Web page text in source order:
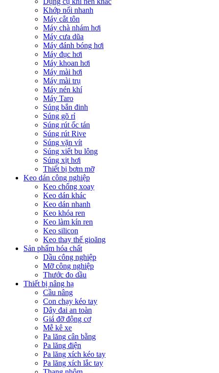
Khớp nối nhanh
Máy cắt tôn
Máy chà nhám hơi
Máy cưa dũa
Máy đánh bóng hơi
Máy đục hơi
Máy khoan hơi
Máy mài hơi
Máy mài trụ
Máy nén khí
Máy Taro
Súng bắn đinh
Súng gõ rỉ
Súng rút ốc tán
Súng rút Rive
Súng vặn vít
Súng xiết bu lông
Súng xịt hơi
Thiết bị bơm mỡ
Keo dán công nghiệp
Keo chống xoay
Keo dán khác
Keo dán nhanh
Keo khóa ren
Keo làm kín ren
Keo silicon
Keo thay thế gioăng
Sản phẩm hóa chất
Dầu công nghiệp
Mỡ công nghiệp
Thước đo dầu
Thiết bị nâng hạ
Cầu nâng
Con chạy kéo tay
Dây đai an toàn
Giá đỡ động cơ
Mễ kê xe
Pa lăng cân bằng
Pa lăng điện
Pa lăng xích kéo tay
Pa lăng xích lắc tay